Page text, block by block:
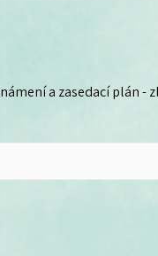
a zasedací plán